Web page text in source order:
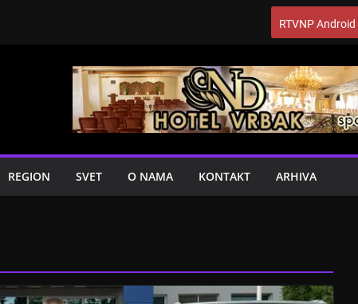
RTVNP Android
REGION SVET O NAMA KONTAKT ARHIVA